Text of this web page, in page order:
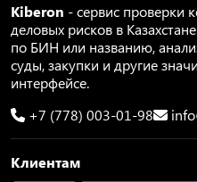
Kiberon - сервис проверки
деловых рисков в
по БИН или названию,
суды, закупки и другие
интерфейсе.
+7 (778) 003-01-98
Клиентам